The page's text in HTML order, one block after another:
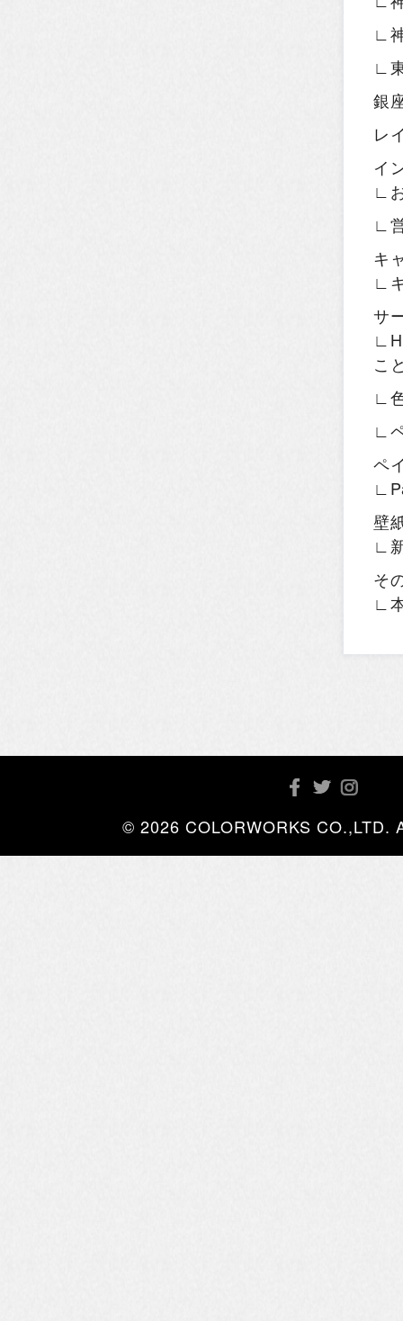
∟
∟
銀
レ
イ
∟
∟
キ
∟
サ
こ
∟
∟
ペ
壁
∟
そ
∟
© 2026 COLORWORKS CO.,LTD.